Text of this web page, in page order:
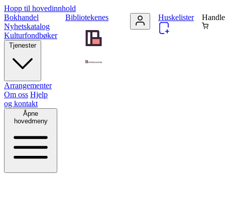
Hopp til hovedinnhold
Bibliotekenes
Bokhandel
Nyhetskatalog
Kulturfondbøker
Tjenester
Arrangementer
Om oss Hjelp
og kontakt
Åpne
hovedmeny
Huskelister